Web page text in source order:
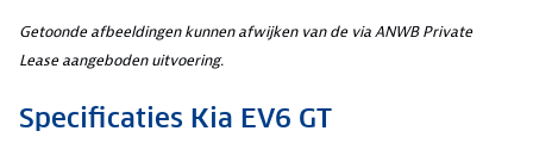
Getoonde afbeeldingen kunnen afwijken van de via ANWB Private
Lease aangeboden uitvoering.
Specificaties Kia EV6 GT